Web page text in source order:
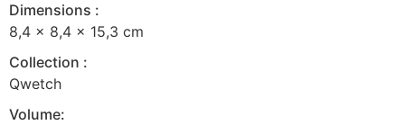
Dimensions :
8,4 x 8,4 x 15,3 cm
Collection :
Qwetch
Volume: